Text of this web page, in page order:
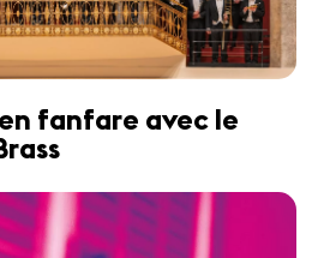
fanfare avec le